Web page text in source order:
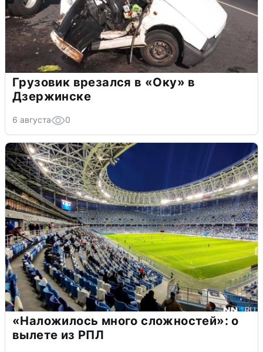
Грузовик врезался в «Оку» в
Дзержинске
6 августа 0
«Наложилось много сложностей»: о
вылете из РПЛ